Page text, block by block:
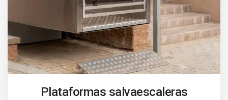
Plataformas salvaescaleras